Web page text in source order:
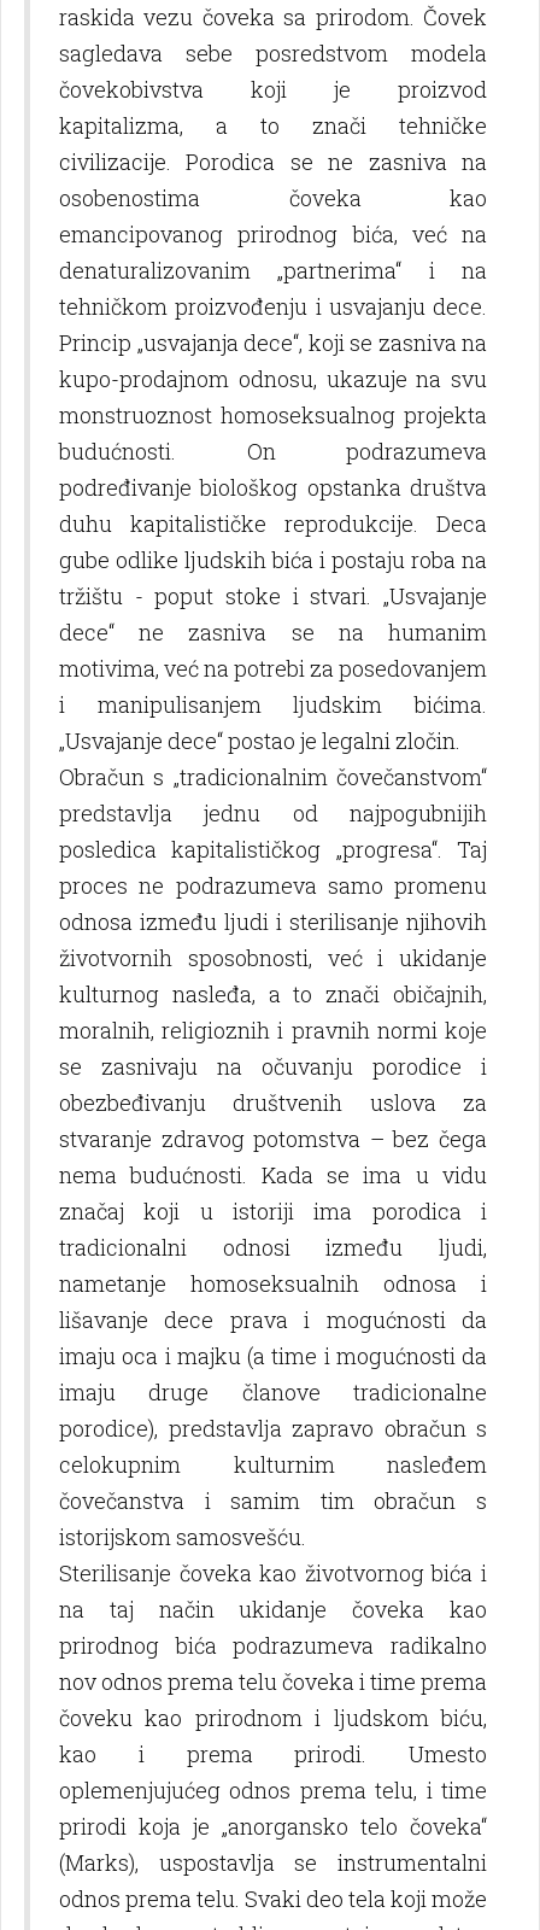
raskida vezu čoveka sa prirodom. Čovek
sagledava sebe posredstvom modela
čovekobivstva koji je proizvod
kapitalizma, a to znači tehničke
civilizacije. Porodica se ne zasniva na
osobenostima čoveka kao
emancipovanog prirodnog bića, već na
denaturalizovanim „partnerima“ i na
tehničkom proizvođenju i usvajanju dece.
Princip „usvajanja dece“, koji se zasniva na
kupo-prodajnom odnosu, ukazuje na svu
monstruoznost homoseksualnog projekta
budućnosti. On podrazumeva
podređivanje biološkog opstanka društva
duhu kapitalističke reprodukcije. Deca
gube odlike lјudskih bića i postaju roba na
tržištu - poput stoke i stvari. „Usvajanje
dece“ ne zasniva se na humanim
motivima, već na potrebi za posedovanjem
i manipulisanjem lјudskim bićima.
„Usvajanje dece“ postao je legalni zločin.
Obračun s „tradicionalnim čovečanstvom“
predstavlјa jednu od najpogubnijih
posledica kapitalističkog „progresa“. Taj
proces ne podrazumeva samo promenu
odnosa između lјudi i sterilisanje njihovih
životvornih sposobnosti, već i ukidanje
kulturnog nasleđa, a to znači običajnih,
moralnih, religioznih i pravnih normi koje
se zasnivaju na očuvanju porodice i
obezbeđivanju društvenih uslova za
stvaranje zdravog potomstva – bez čega
nema budućnosti. Kada se ima u vidu
značaj koji u istoriji ima porodica i
tradicionalni odnosi između lјudi,
nametanje homoseksualnih odnosa i
lišavanje dece prava i mogućnosti da
imaju oca i majku (a time i mogućnosti da
imaju druge članove tradicionalne
porodice), predstavlјa zapravo obračun s
celokupnim kulturnim nasleđem
čovečanstva i samim tim obračun s
istorijskom samosvešću.
Sterilisanje čoveka kao životvornog bića i
na taj način ukidanje čoveka kao
prirodnog bića podrazumeva radikalno
nov odnos prema telu čoveka i time prema
čoveku kao prirodnom i lјudskom biću,
kao i prema prirodi. Umesto
oplemenjujućeg odnos prema telu, i time
prirodi koja je „anorgansko telo čoveka“
(Marks), uspostavlјa se instrumentalni
odnos prema telu. Svaki deo tela koji može